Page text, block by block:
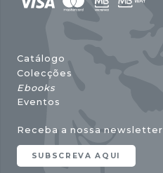
Catálogo
Colecções
Ebooks
Eventos
Receba a nossa newsletter
SUBSCREVA AQUI